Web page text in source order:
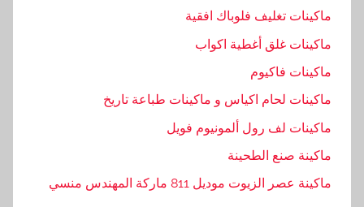
ماكينات تغليف فلوباك افقية
ماكينات غلق أغطية اكواب
ماكينات فاكيوم
ماكينات لحام اكياس و ماكينات طباعة تاريخ
ماكينات لف رول ألمونيوم فويل
ماكينة صنع الطحينة
ماكينة عصر الزيوت موديل 811 ماركة المهندس منسي